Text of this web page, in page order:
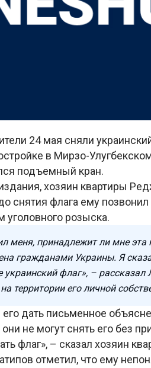
24 мая сняли
в Мирзо-
подъемный кран.
хозяин квартиры
снятия флага ему
уголовного розыска.
меня, принадлежит ли мне
гражданами Украины. Я
украинский флаг», –
территории его личной
его дать письменное
они не могут снять его без
флаг», – сказал хозяин
отметил, что ему